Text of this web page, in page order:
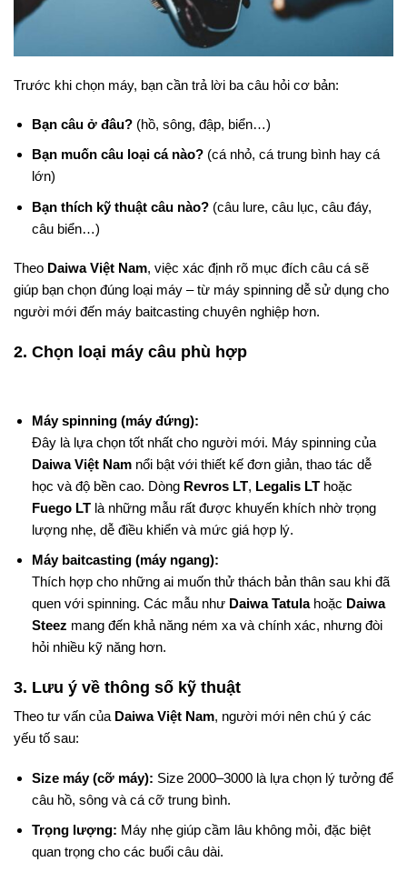
Trước khi chọn máy, bạn cần trả lời ba câu hỏi cơ bản:
Bạn câu ở đâu?(hồ, sông, đập, biển…)
Bạn muốn câu loại cá nào?(cá nhỏ, cá trung bình hay cá
lớn)
Bạn thích kỹ thuật câu nào?(câu lure, câu lục, câu đáy,
câu biển…)
Theo Daiwa Việt Nam, việc xác định rõ mục đích câu cá sẽ
giúp bạn chọn đúng loại máy – từ máy spinning dễ sử dụng cho
người mới đến máy baitcasting chuyên nghiệp hơn.
2. Chọn loại máy câu phù hợp
Máy spinning (máy đứng):
Đây là lựa chọn tốt nhất cho người mới. Máy spinning của
Daiwa Việt Namnổi bật với thiết kế đơn giản, thao tác dễ
học và độ bền cao. Dòng Revros LT, Legalis LThoặc
Fuego LTlà những mẫu rất được khuyến khích nhờ trọng
lượng nhẹ, dễ điều khiển và mức giá hợp lý.
Máy baitcasting (máy ngang):
Thích hợp cho những ai muốn thử thách bản thân sau khi đã
quen với spinning. Các mẫu như Daiwa Tatulahoặc Daiwa
Steez mang đến khả năng ném xa và chính xác, nhưng đòi
hỏi nhiều kỹ năng hơn.
3. Lưu ý về thông số kỹ thuật
Theo tư vấn của Daiwa Việt Nam, người mới nên chú ý các
yếu tố sau:
Size máy (cỡ máy): Size 2000–3000 là lựa chọn lý tưởng để
câu hồ, sông và cá cỡ trung bình.
Trọng lượng: Máy nhẹ giúp cầm lâu không mỏi, đặc biệt
quan trọng cho các buổi câu dài.